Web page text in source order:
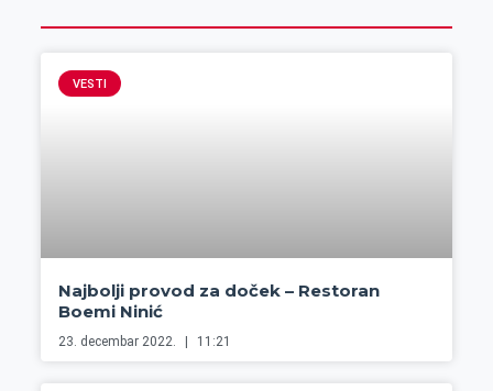
VESTI
Najbolji provod za doček – Restoran
Boemi Ninić
23. decembar 2022. 11:21